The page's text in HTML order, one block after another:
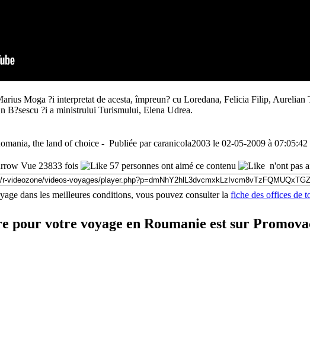
Moga ?i interpretat de acesta, împreun? cu Loredana, Felicia Filip, Aurelian
B?sescu ?i a ministrului Turismului, Elena Udrea.
the land of choice - Publiée par caranicola2003 le 02-05-2009 à 07:05:42
Vue 23833 fois 57 personnes ont aimé ce contenu
n'ont pas
dans les meilleures conditions, vous pouvez consulter la fiche des offices de
pour votre voyage en Roumanie est sur